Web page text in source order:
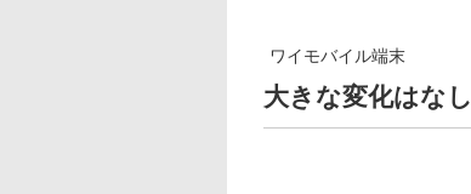
ワイモバイル端末
大きな変化はなし